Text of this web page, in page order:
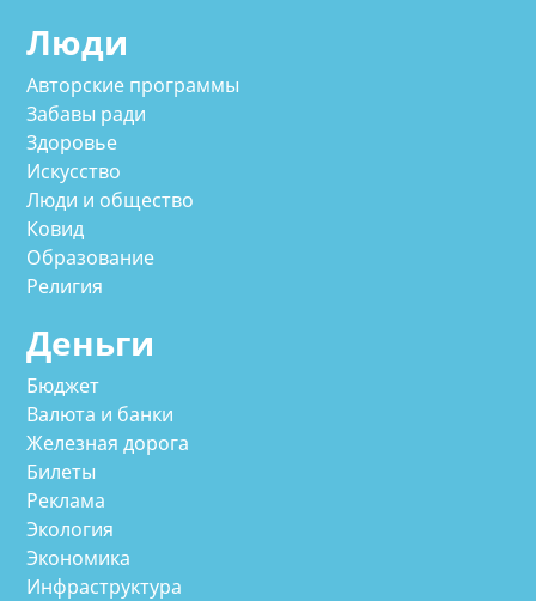
Люди
Авторские программы
Забавы ради
Здоровье
Искусство
Люди и общество
Ковид
Образование
Религия
Деньги
Бюджет
Валюта и банки
Железная дорога
Билеты
Реклама
Экология
Экономика
Инфраструктура